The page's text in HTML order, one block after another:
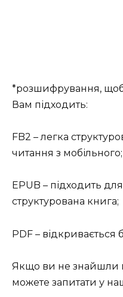
*розшифрування,
Вам підходить:
FB2 – легка
читання з мобільного;
EPUB – підходить для
структурована книга;
PDF –
Якщо ви не знайшли
можете запитати у